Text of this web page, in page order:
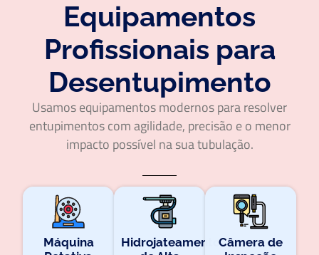
Equipamentos
Profissionais para
Desentupimento
Usamos equipamentos modernos para resolver
entupimentos com agilidade, precisão e o menor
impacto possível na sua tubulação.
Máquina
HidrojateamentoCâmera de